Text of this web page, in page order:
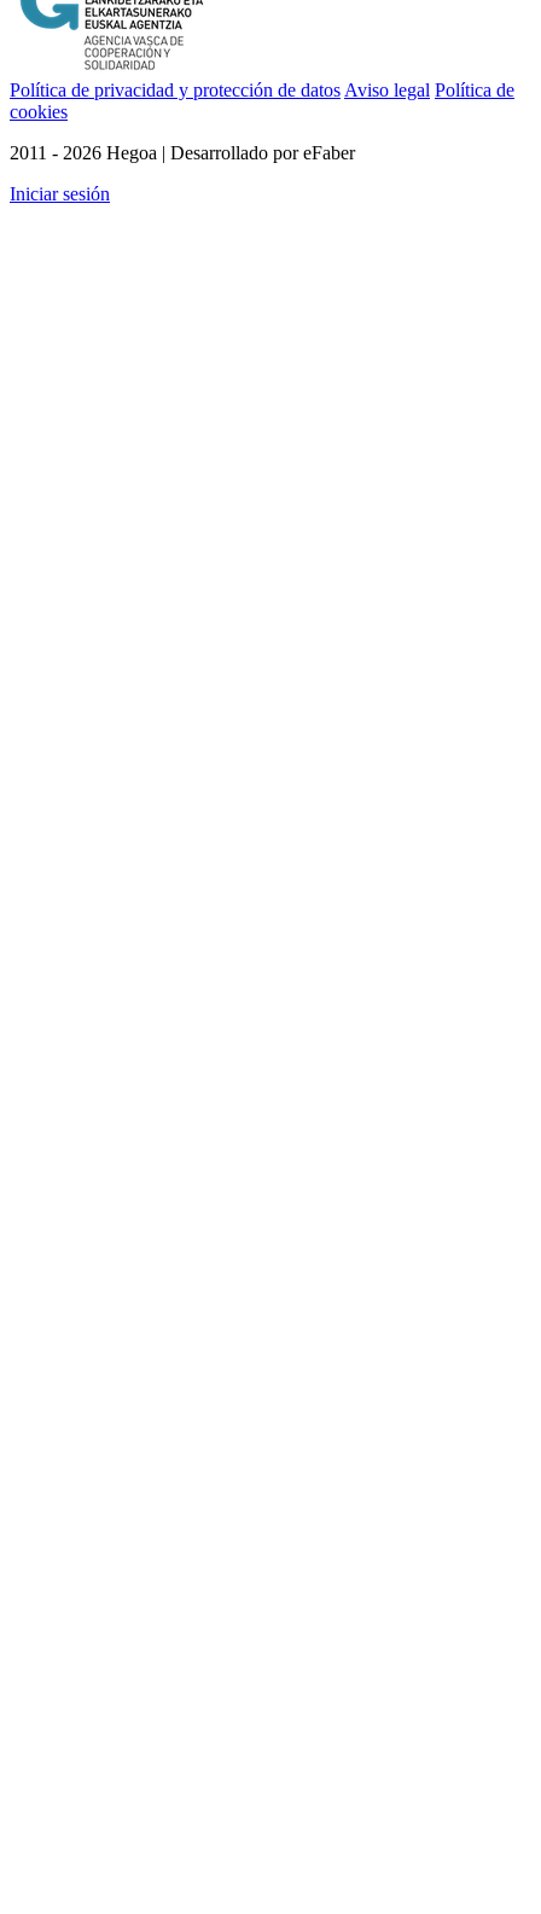
Política de privacidad y protección de datos Aviso legal Política de
cookies
2011 - 2026 Hegoa | Desarrollado por eFaber
Iniciar sesión